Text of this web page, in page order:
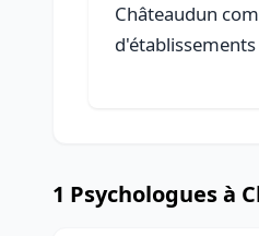
Châteaudun
1 Psychologues à